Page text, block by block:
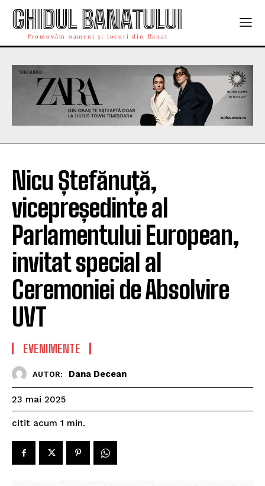
GHIDUL BANATULUI
Promovăm oameni și locuri din Banat
Nicu Ștefănuță,
vicepreședinte al
Parlamentului European,
invitat special al
Ceremoniei de Absolvire
UVT
EVENIMENTE
AUTOR: Dana Decean
23 mai 2025
citit acum 1 min.